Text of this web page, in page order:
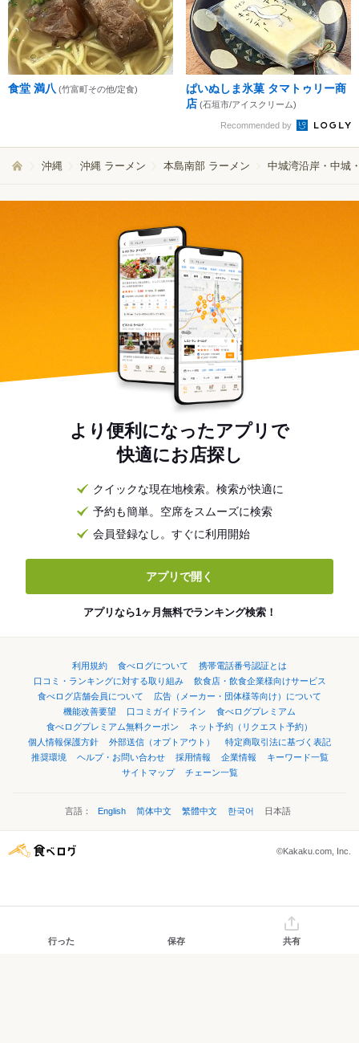
食堂 満八 (竹富町その他/定食)
ぱいぬしま氷菓 タマトゥリー商
店 (石垣市/アイスクリーム)
Recommended by
沖縄 沖縄 ラーメン 本島南部 ラーメン 中城湾沿岸・中城
より便利になったアプリで
快適にお店探し
クイックな現在地検索。検索が快適に
予約も簡単。空席をスムーズに検索
会員登録なし。すぐに利用開始
アプリで開く
アプリなら1ヶ月無料でランキング検索！
利用規約 食べログについて
携帯電話番号認証とは
口コミ・ランキングに対する取り組み
飲食店・飲食企業様向けサービス
食べログ店舗会員について
広告（メーカー・団体様等向け）について
機能改善要望
口コミガイドライン
食べログプレミアム
食べログプレミアム無料クーポン
ネット予約（リクエスト予約）
個人情報保護方針
外部送信（オプトアウト）
特定商取引法に基づく表記
推奨環境
ヘルプ・お問い合わせ 採用情報 企業情報
キーワード一覧
サイトマップ
チェーン一覧
言語： English 简体中文 繁體中文 한국어 日本語
©Kakaku.com, Inc.
行った 保存 共有